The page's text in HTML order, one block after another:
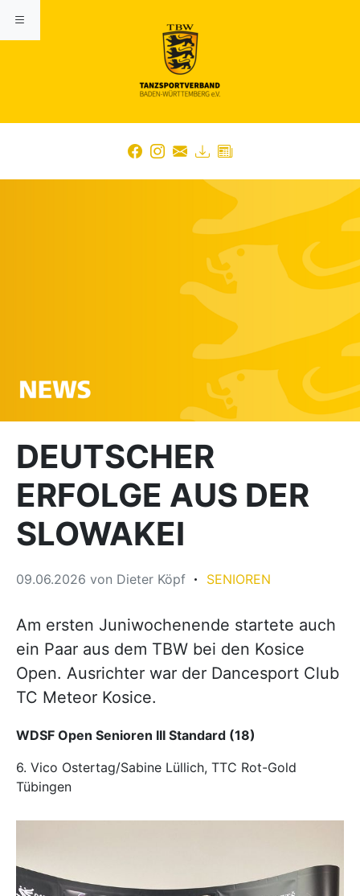
DEUTSCHER
ERFOLGE AUS DER
SLOWAKEI
09.06.2026 von Dieter Köpf SENIOREN
Am ersten Juniwochenende startete auch
ein Paar aus dem TBW bei den Kosice
Open. Ausrichter war der Dancesport Club
TC Meteor Kosice.
WDSF Open Senioren III Standard (18)
6. Vico Ostertag/Sabine Lüllich, TTC Rot-Gold
Tübingen